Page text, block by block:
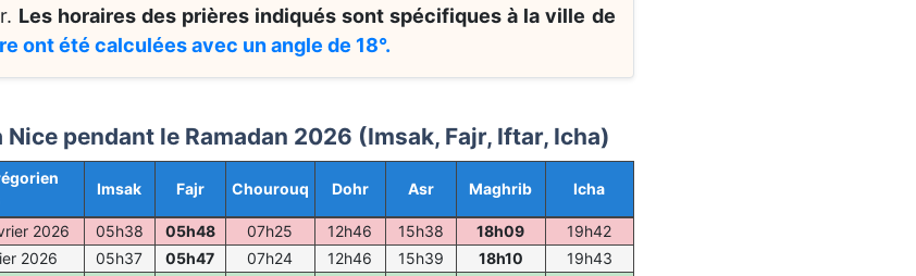
Les horaires des prières indiqués sont spécifiques à la ville de
ont été calculées avec un angle de 18°.
pendant le Ramadan 2026 (Imsak, Fajr, Iftar, Icha)
Imsak Fajr Chourouq Dohr Asr Maghrib Icha
2026 05h38 05h48 07h25 12h46 15h38 18h09
19h42
2026 05h37 05h47 07h24 12h46 15h39 18h10
19h43